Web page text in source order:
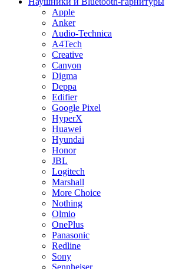
Apple
Anker
Audio-Technica
A4Tech
Creative
Canyon
Digma
Deppa
Edifier
Google Pixel
HyperX
Huawei
Hyundai
Honor
JBL
Logitech
Marshall
More Choice
Nothing
Olmio
OnePlus
Panasonic
Redline
Sony